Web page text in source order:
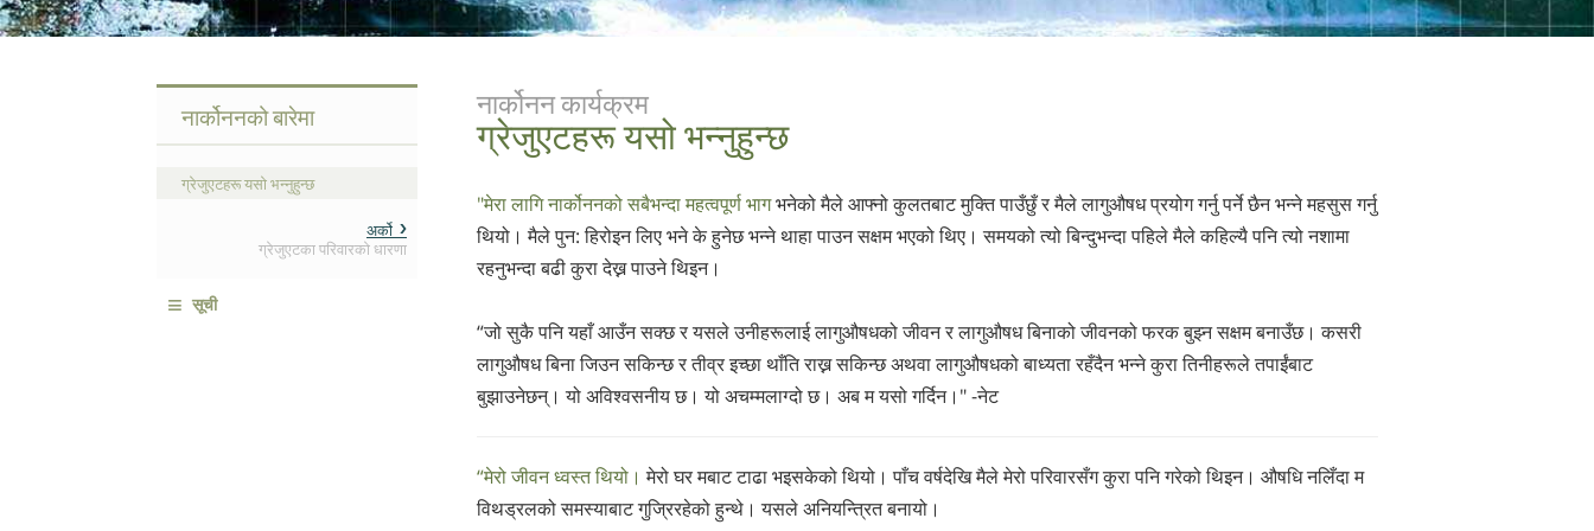
नार्कोनन कार्यक्रम
ग्रेजुएटहरू यसो भन्नुहुन्छ
"मेरा लागि नार्कोननको सबैभन्दा महत्वपूर्ण भागभनेको मैले आफ्नो कुलतबाट मुक्ति पाउँछुँ र मैले लागुऔषध प्रयोग गर्नु पर्ने छैन भन्ने महसुस गर्नु
थियो। मैले पुन: हिरोइन लिए भने के हुनेछ भन्ने थाहा पाउन सक्षम भएको थिए। समयको त्यो बिन्दुभन्दा पहिले मैले कहिल्यै पनि त्यो नशामा
रहनुभन्दा ‍बढी कुरा देख्न पाउने थिइन।
“जो सुकै पनि यहाँ आउँन सक्छ र यसले उनीहरूलाई लागुऔषधको जीवन र लागुऔषध बिनाको जीवनको फरक बुझ्न सक्षम बनाउँछ। कसरी
लागुऔषध बिना जिउन सकिन्छ र तीव्र इच्छा थाँति राख्न सकिन्छ अथवा लागुऔषधको बाध्यता रहँदैन भन्ने कुरा तिनीहरूले तपाईंबाट
बुझाउनेछन्। यो अविश्वसनीय छ। यो अचम्मलाग्दो छ। अब म यसो गर्दिन।" -नेट
“मेरो जीवन ध्वस्त थियो। मेरो घर मबाट टाढा भइसकेको थियो। पाँच वर्षदेखि मैले मेरो परिवारसँग कुरा पनि गरेको थिइन। औषधि नलिँदा म
विथड्रलको समस्याबाट गुज्रिरहेको हुन्थे। यसले अनियन्त्रित बनायो।
नार्कोननको बारेमा
ग्रेजुएटहरू यसो भन्नुहुन्छ
अर्को
ग्रेजुएटका परिवारको धारणा
≡ सूची